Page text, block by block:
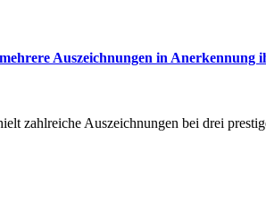
Auszeichnungen in
zahlreiche Auszeichnungen bei drei